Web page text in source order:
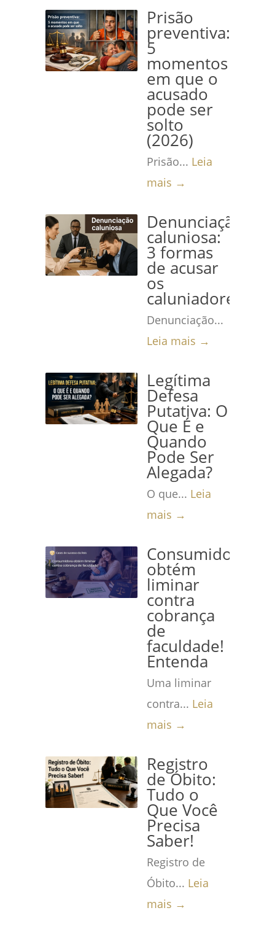
Prisão
preventiva:
5
momentos
em que o
acusado
pode ser
solto
(2026)
Prisão... Leia
mais →
Denunciação
caluniosa:
3 formas
de acusar
os
caluniadores
Denunciação...
Leia mais →
Legítima
Defesa
Putativa: O
Que É e
Quando
Pode Ser
Alegada?
O que... Leia
mais →
Consumidora
obtém
liminar
contra
cobrança
de
faculdade!
Entenda
Uma liminar
contra... Leia
mais →
Registro
de Óbito:
Tudo o
Que Você
Precisa
Saber!
Registro de
Óbito... Leia
mais →